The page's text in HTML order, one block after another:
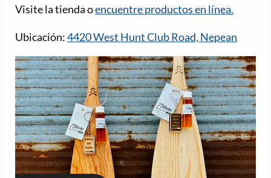
Visite la tienda oencuentre productos en línea.
Ubicación:4420 West Hunt Club Road, Nepean